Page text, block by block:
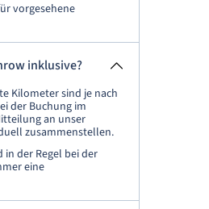
vorgesehene
inklusive?
Kilometer sind je nach
der Buchung im
an unser
zusammenstellen.
der Regel bei der
eine